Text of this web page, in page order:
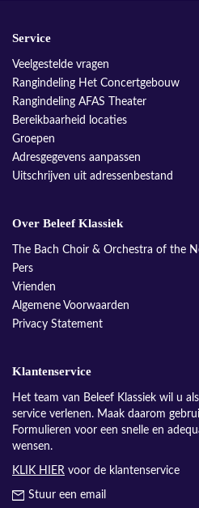
Service
Veelgestelde vragen
Rangindeling Het Concertgebouw
Rangindeling AFAS Theater
Bereikbaarheid locaties
Groepen
Adresgegevens aanpassen
Uitschrijven uit adressenbestand
Over Beleef Klassiek
The Bach Choir & Orchestra of the
Pers
Vrienden
Algemene Voorwaarden
Privacy Statement
Klantenservice
Het team van Beleef Klassiek wil u
service verlenen. Maak daarom
Formulieren voor een snelle en
wensen.
KLIK HIER voor de klantenservice
Stuur een email